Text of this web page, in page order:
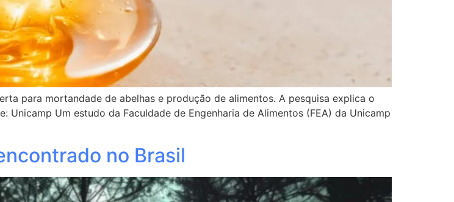
para mortandade de abelhas e produção de alimentos. A pesquisa explica o
Um estudo da Faculdade de Engenharia de Alimentos (FEA) da Unicamp
no Brasil